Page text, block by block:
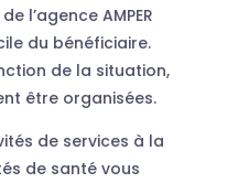
l’agence AMPER
du bénéficiaire.
de la situation,
être organisées.
de services à la
de santé vous